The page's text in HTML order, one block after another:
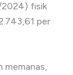
2024) fisik
per
memanas,